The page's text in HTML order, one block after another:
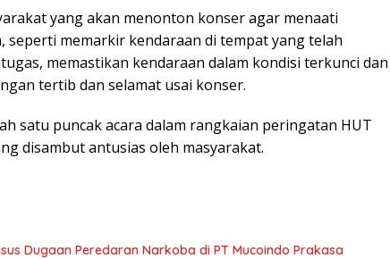
yang akan menonton konser agar menaati
memarkir kendaraan di tempat yang telah
memastikan kendaraan dalam kondisi terkunci dan
tertib dan selamat usai konser.
satu puncak acara dalam rangkaian peringatan HUT
disambut antusias oleh masyarakat.
Dugaan Peredaran Narkoba di PT Mucoindo Prakasa